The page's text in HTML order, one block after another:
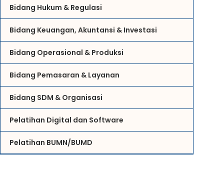
Bidang Hukum & Regulasi
Bidang Keuangan, Akuntansi & Investasi
Bidang Operasional & Produksi
Bidang Pemasaran & Layanan
Bidang SDM & Organisasi
Pelatihan Digital dan Software
Pelatihan BUMN/BUMD